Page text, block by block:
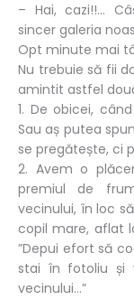
– Hai, cazi!!…
sincer galeria
Opt minute mai
Nu trebuie să fii
amintit astfel
1. De obicei,
Sau aș putea
se pregătește, ci
2. Avem o
premiul de
vecinului, în loc
copil mare, aflat
”Depui efort să
stai în fotoliu și
vecinului…”